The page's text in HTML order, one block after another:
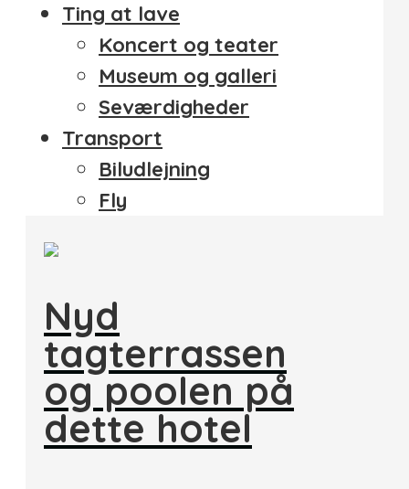
Ting at lave
Koncert og teater
Museum og galleri
Seværdigheder
Transport
Biludlejning
Fly
Nyd
tagterrassen
og poolen på
dette hotel